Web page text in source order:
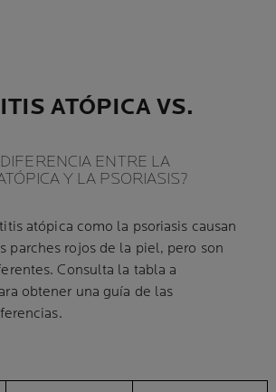
ATÓPICA VS.
ENTRE LA
Y LA PSORIASIS?
atópica como la psoriasis causan
parches rojos de la piel, pero son
Consulta la tabla a
obtener una guía de las